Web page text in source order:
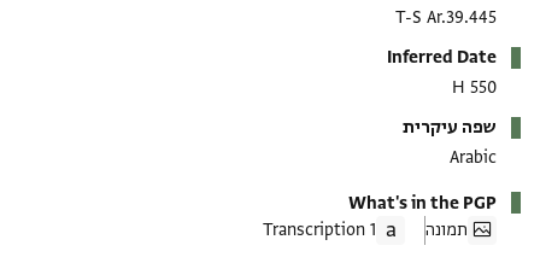
T-S Ar.39.445
Inferred Date
550 H
שפה עיקרית
Arabic
What's in the PGP
תמונה
1 Transcription